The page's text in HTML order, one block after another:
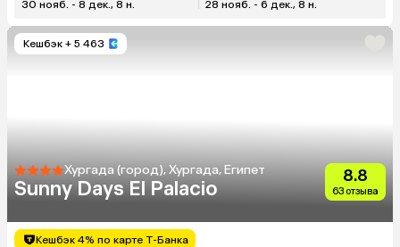
30 нояб. - 8 дек., 8 н. 28 нояб. - 6 дек., 8 н.
Кешбэк + 5 463
Хургада (город), Хургада, Египет
Sunny Days El Palacio
8.8
63 отзыва
Кешбэк 4% по карте Т-Банка